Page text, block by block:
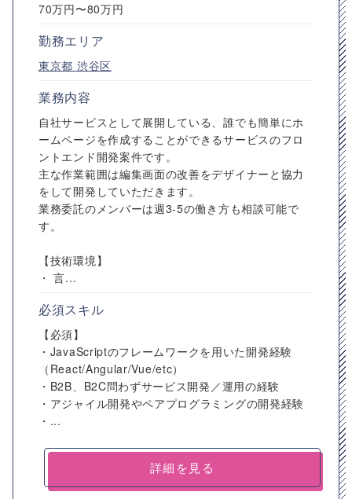
70万円〜80万円
勤務エリア
東京都 渋谷区
業務内容
自社サービスとして展開している、誰でも簡単にホ
ームページを作成することができるサービスのフロ
ントエンド開発案件です。
主な作業範囲は編集画面の改善をデザイナーと協力
をして開発していただきます。
業務委託のメンバーは週3-5の働き方も相談可能で
す。
【技術環境】
・ 言...
必須スキル
【必須】
・JavaScriptのフレームワークを用いた開発経験
（React/Angular/Vue/etc）
・B2B、B2C問わずサービス開発／運用の経験
・アジャイル開発やペアプログラミングの開発経験
・...
詳細を見る